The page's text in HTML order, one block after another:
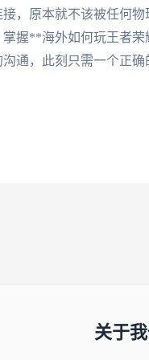
，原本就不该被任何物
握**海外如何玩王者
通，此刻只需一个正确
关于我